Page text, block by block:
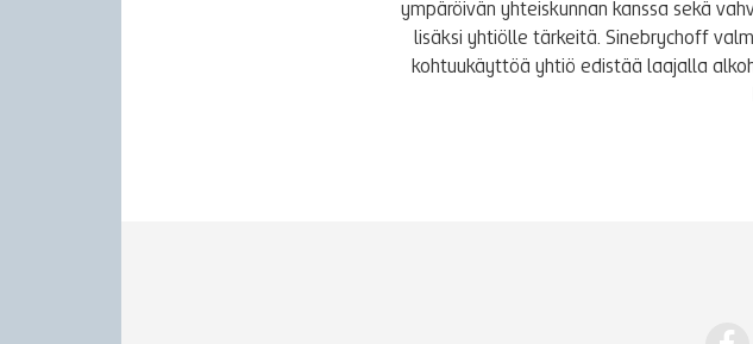
ympäröivän yhteiskunnan kanssa sekä
lisäksi yhtiölle tärkeitä. Sinebrychoff
kohtuukäyttöä yhtiö edistää laajalla